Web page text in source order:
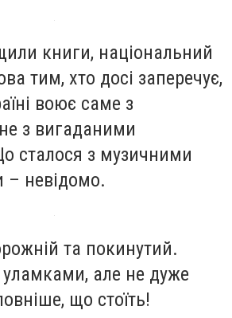
книги, національний
тим, хто досі заперечує,
воює саме з
з вигаданими
сталося з музичними
– невідомо.
та покинутий.
але не дуже
що стоїть!